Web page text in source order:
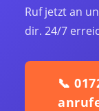
Ruf jetzt an
dir. 24/7
📞